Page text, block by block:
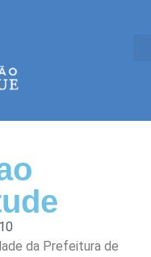
da Prefeitura de